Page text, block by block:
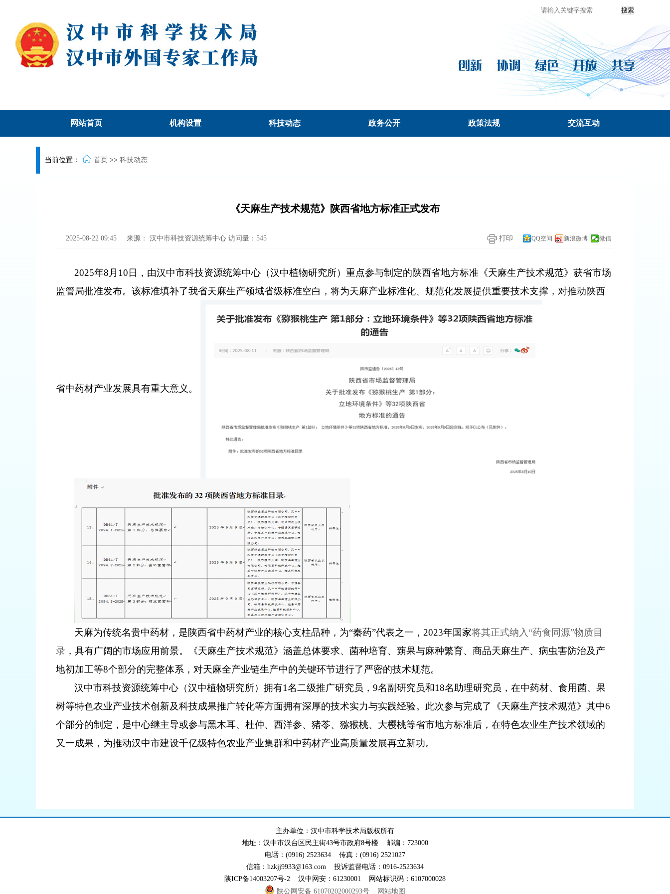
网站首页 机构设置 科技动态 政务公开 政策法规 交流互动
当前位置： 首页 >> 科技动态
《天麻生产技术规范》陕西省地方标准正式发布
2025-08-22 09:45 来源： 汉中市科技资源统筹中心 访问量： 545 打印 QQ空间 新浪微博 微信
2025年8 月 10 日，由汉中市科技资源统筹中心（汉中植物研究所）重点参与制定的陕西省地方标准《天麻生产技术规范》获省市场
监管局批准发布。该标准填补了我省天麻生产领域省级标准空白，将为天麻产业标准化、规范化发展提供重要技术支撑，对推动陕西
省中药材产业发展具有重大意义。
天麻为传统名贵中药材，是陕西省中药材产业的核心支柱品种，为“秦药”代表之一 ， 2023年国家将其正式纳入 “药食同源”物质目
录 ，具有广阔的市场应用前景。《天麻生产技术规范》涵盖总体要求、菌种培育、蒴果与麻种繁育、商品天麻生产、病虫害防治及产
地初加工等8个部分的完整体系，对天麻全产业链生产中的关键环节进行了严密的技术规范。
汉中市科技资源统筹中心（汉中植物研究所）拥有1名二级推广研究员，9名副研究员和18名助理研究员，在中药材、食用菌、果
树等特色农业产业技术创新及科技成果推广转化等方面拥有深厚的技术实力与实践经验。此次参与完成了《天麻生产技术规范》其中6
个部分的制定，是中心继主导或参与黑木耳、杜仲、西洋参、猪苓、猕猴桃、大樱桃等省市地方标准后，在特色农业生产技术领域的
又一成果，为推动汉中市建设千亿级特色农业产业集群和中药材产业高质量发展再立新功。
主办单位：汉中市科学技术局版权所有
地址：汉中市汉台区民主街43号市政府8号楼 邮编：723000
电话：(0916) 2523634 传真：(0916) 2521027
信箱：hzkjj9933@163.com 投诉监督电话：0916-2523634
陕ICP备14003207号-2 汉中网安：61230001 网站标识码：6107000028
陕公网安备 61070202000293号
网站地图